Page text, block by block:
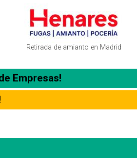
Retirada de amianto en Madrid
Empresas!